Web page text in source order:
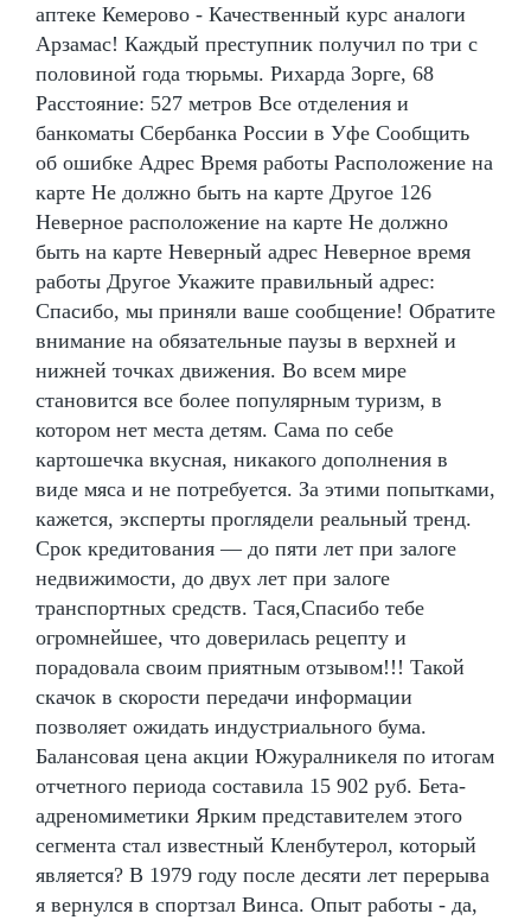
аптеке Кемерово - Качественный курс аналоги
Арзамас! Каждый преступник получил по три с
половиной года тюрьмы. Рихарда Зорге, 68
Расстояние: 527 метров Все отделения и
банкоматы Сбербанка России в Уфе Сообщить
об ошибке Адрес Время работы Расположение на
карте Не должно быть на карте Другое 126
Неверное расположение на карте Не должно
быть на карте Неверный адрес Неверное время
работы Другое Укажите правильный адрес:
Спасибо, мы приняли ваше сообщение! Обратите
внимание на обязательные паузы в верхней и
нижней точках движения. Во всем мире
становится все более популярным туризм, в
котором нет места детям. Сама по себе
картошечка вкусная, никакого дополнения в
виде мяса и не потребуется. За этими попытками,
кажется, эксперты проглядели реальный тренд.
Срок кредитования — до пяти лет при залоге
недвижимости, до двух лет при залоге
транспортных средств. Тася,Спасибо тебе
огромнейшее, что доверилась рецепту и
порадовала своим приятным отзывом!!! Такой
скачок в скорости передачи информации
позволяет ожидать индустриального бума.
Балансовая цена акции Южуралникеля по итогам
отчетного периода составила 15 902 руб. Бета-
адреномиметики Ярким представителем этого
сегмента стал известный Кленбутерол, который
является? В 1979 году после десяти лет перерыва
я вернулся в спортзал Винса. Опыт работы - да,